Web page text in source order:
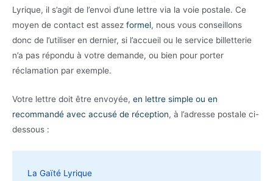
Lyrique, il s’agit de l’envoi d’une lettre via la voie postale. Ce
moyen de contact est assez formel, nous vous conseillons
donc de l’utiliser en dernier, si l’accueil ou le service billetterie
n’a pas répondu à votre demande, ou bien pour porter
réclamation par exemple.
Votre lettre doit être envoyée, en lettre simple ou en
recommandé avec accusé de réception, à l’adresse postale ci-
dessous :
La Gaïté Lyrique